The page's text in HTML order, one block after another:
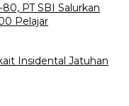
PT SBI Salurkan
Pelajar
Insidental Jatuhan